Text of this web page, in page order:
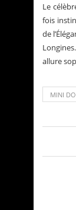
Le
fois
de
allure
MINI